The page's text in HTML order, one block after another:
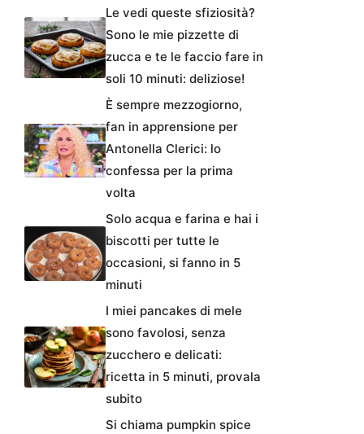
Le vedi queste sfiziosità?
Sono le mie pizzette di
zucca e te le faccio fare in
soli 10 minuti: deliziose!
È sempre mezzogiorno,
fan in apprensione per
Antonella Clerici: lo
confessa per la prima
volta
Solo acqua e farina e hai i
biscotti per tutte le
occasioni, si fanno in 5
minuti
I miei pancakes di mele
sono favolosi, senza
zucchero e delicati:
ricetta in 5 minuti, provala
subito
Si chiama pumpkin spice